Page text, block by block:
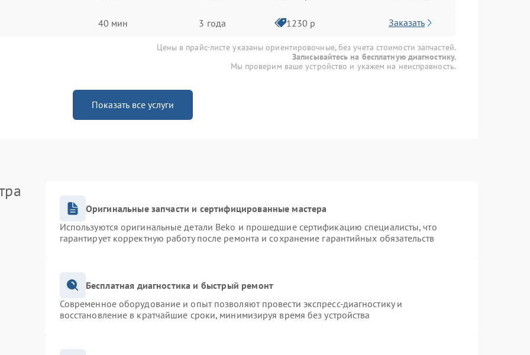
40 мин 3 года 1230 р Заказать
Цены в прайс-листе указаны ориентировочные, без учета стоимости запчастей.
Записывайтесь на бесплатную диагностику.
Мы проверим ваше устройство и укажем на неисправность.
Показать все услуги
Оригинальные запчасти и сертифицированные мастера
Используются оригинальные детали Beko и прошедшие сертификацию специалисты, что
гарантирует корректную работу после ремонта и сохранение гарантийных обязательств
Бесплатная диагностика и быстрый ремонт
Современное оборудование и опыт позволяют провести экспресс-диагностику и
восстановление в кратчайшие сроки, минимизируя время без устройства